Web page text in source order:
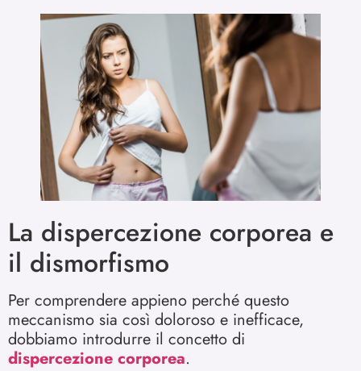
La dispercezione corporea e
il dismorfismo
Per comprendere appieno perché questo
meccanismo sia così doloroso e inefficace,
dobbiamo introdurre il concetto di
dispercezione corporea.